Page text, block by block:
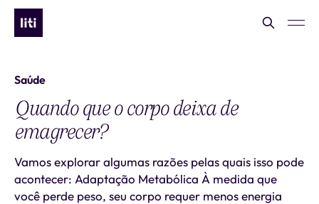
Saúde
Quando que o corpo deixa de
emagrecer?
Vamos explorar algumas razões pelas quais isso pode
acontecer: Adaptação Metabólica À medida que
você perde peso, seu corpo requer menos energia